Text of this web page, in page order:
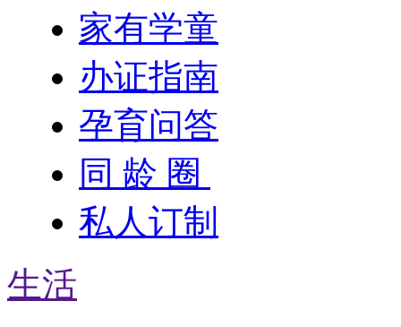
家有学童
办证指南
孕育问答
同 龄 圈
私人订制
生活